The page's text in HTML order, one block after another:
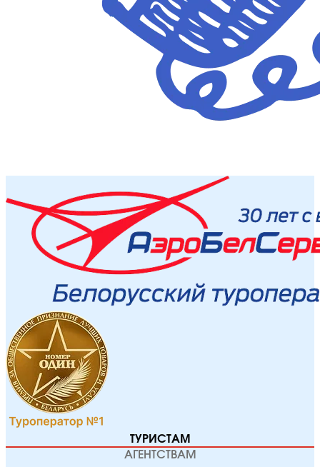
ТУРИСТАМ
АГЕНТСТВАМ